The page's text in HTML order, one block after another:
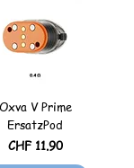
Oxva V Prime
ErsatzPod
Preis
CHF 11.90